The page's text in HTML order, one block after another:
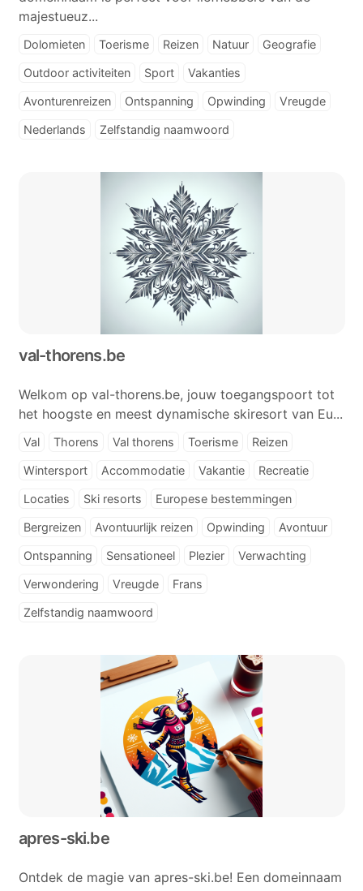
majestueuz...
Dolomieten Toerisme Reizen Natuur Geografie
Outdoor activiteiten Sport Vakanties
Avonturenreizen Ontspanning Opwinding Vreugde
Nederlands Zelfstandig naamwoord
val-thorens.be
Welkom op val-thorens.be, jouw toegangspoort tot
het hoogste en meest dynamische skiresort van Eu...
Val Thorens Val thorens Toerisme Reizen
Wintersport Accommodatie Vakantie Recreatie
Locaties Ski resorts Europese bestemmingen
Bergreizen Avontuurlijk reizen Opwinding Avontuur
Ontspanning Sensationeel Plezier Verwachting
Verwondering Vreugde Frans
Zelfstandig naamwoord
apres-ski.be
Ontdek de magie van apres-ski.be! Een domeinnaam